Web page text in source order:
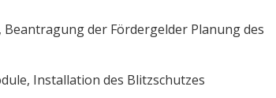
Beantragung der Fördergelder Planung des
Installation des Blitzschutzes